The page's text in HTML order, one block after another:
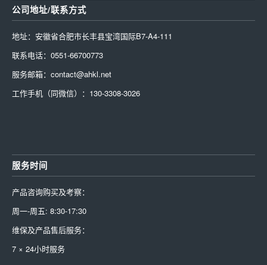
公司地址/联系方式
地址：安徽省合肥市长丰县宝湾国际B7-A4-111
联系电话：0551-66700773
服务邮箱：contact@ahkl.net
工作手机（同微信）：130-3308-3026
服务时间
产品咨询购买及考察：
周一-周五: 8:30-17:30
维保及产品售后服务：
7 × 24小时服务